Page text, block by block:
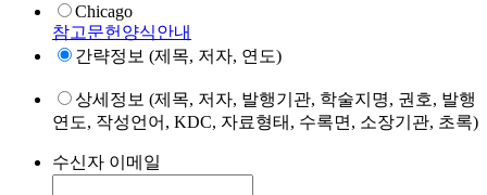
Chicago
참고문헌양식안내
간략정보 (제목, 저자, 연도)
상세정보 (제목, 저자, 발행기관, 학술지명, 권호, 발행
연도, 작성언어, KDC, 자료형태, 수록면, 소장기관, 초록)
수신자 이메일